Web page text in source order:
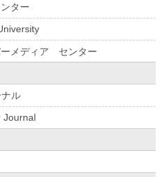
ター
メディア センター
ル
Journal